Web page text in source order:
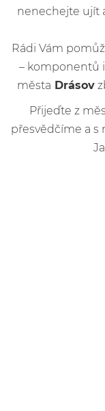
nenechejte ujít
Rádi Vám
– komponentů
města Drásov
Přijeďte z
přesvědčíme a s